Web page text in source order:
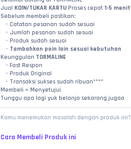
Jual KOIN/TUKAR KARTU Proses cepat 1-5 menit
Sebelum membeli pastikan:
Catatan pesanan sudah sesuai
Jumlah pesanan sudah sesuai
Produk sudah sesuai
Tambahkan poin lain sesuai kebutuhan
Keunggulan TORMALINE
Fast Respon
Produk Original
Transaksi sukses sudah ribuan****
Membeli = Menyetujui
Tunggu apa lagi yuk belanja sekarang jugaa
Kamu menemukan masalah dengan produk ini?
Cara Membeli Produk ini